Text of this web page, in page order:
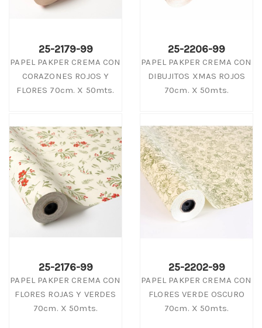
25-2179-99
PAPEL PAKPER CREMA CON
CORAZONES ROJOS Y
FLORES 70cm. X 50mts.
25-2206-99
PAPEL PAKPER CREMA CON
DIBUJITOS XMAS ROJOS
70cm. X 50mts.
25-2176-99
PAPEL PAKPER CREMA CON
FLORES ROJAS Y VERDES
70cm. X 50mts.
25-2202-99
PAPEL PAKPER CREMA CON
FLORES VERDE OSCURO
70cm. X 50mts.